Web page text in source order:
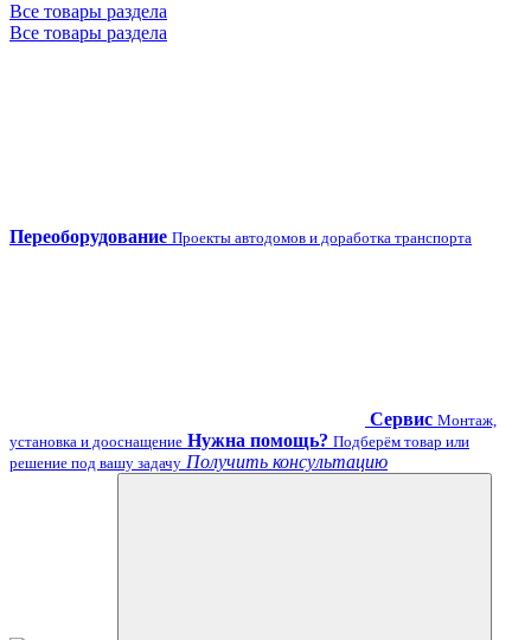
Все товары раздела
Все товары раздела
Переоборудование Проекты автодомов и доработка транспорта
Сервис Монтаж,
установка и дооснащение Нужна помощь? Подберём товар или
решение под вашу задачу Получить консультацию